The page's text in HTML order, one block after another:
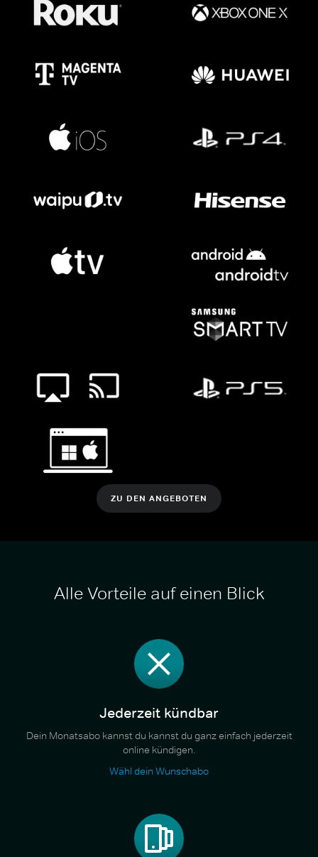
ZU DEN ANGEBOTEN
Alle Vorteile auf einen Blick
Jederzeit kündbar
Dein Monatsabo kannst du kannst du ganz einfach jederzeit
online kündigen.
Wähl dein Wunschabo